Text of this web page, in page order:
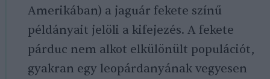
Amerikában) a jaguár fekete színű
példányait jelöli a kifejezés. A fekete
párduc nem alkot elkülönült populációt,
gyakran egy leopárdanyának vegyesen